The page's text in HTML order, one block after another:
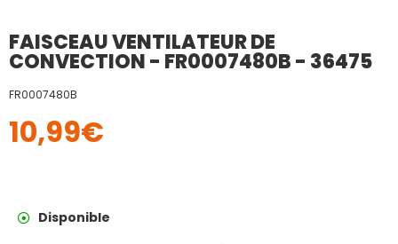
FAISCEAU VENTILATEUR DE
CONVECTION - FR0007480B - 36475
FR0007480B
10,99€
Disponible